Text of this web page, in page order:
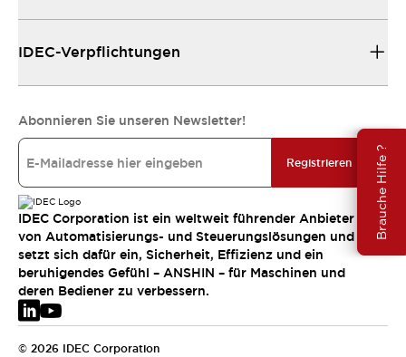
Brauche Hilfe ?
IDEC-Verpflichtungen
Abonnieren Sie unseren Newsletter!
Registrieren
IDEC Corporation ist ein weltweit führender Anbieter
von Automatisierungs- und Steuerungslösungen und
setzt sich dafür ein, Sicherheit, Effizienz und ein
beruhigendes Gefühl – ANSHIN – für Maschinen und
deren Bediener zu verbessern.
© 2026 IDEC Corporation